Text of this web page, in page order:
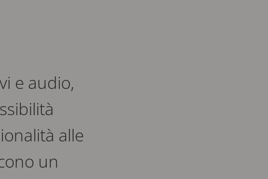
e audio,
alle
un